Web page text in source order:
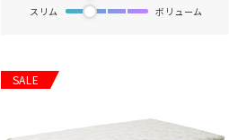
スリム
ボリューム
SALE